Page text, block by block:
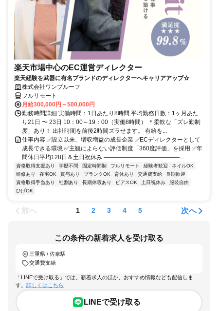
楽天市場中心のEC運営ディレクター
楽天経験を武器に有名ブランドのディレクターへキャリアアップ☆
株式会社ワンプルーフ
フルリモート
月給300,000円～500,000円
勤務時間詳細 実働時間：1日あたり8時間 平均勤務日数：1ヶ月あた
り21日 〜 23日 10：00～19：00（実働8時間） ＊柔軟な「ズレ勤制
度」あり！ 出社時間を前後2時間ズラせます。 有給を...
仕事内容 ✅設立以来、増収増益の成長企業 ✅ECディレクターとして
成長できる環境 ✅主観によらない評価制度「360度評価」を採用 ✅年
間休日平均128日＆土日祝休み ―――――――――――――...
資格取得支援あり 学歴不問 固定時間制 フルリモート 経験者歓迎
ネイルOK
研修あり
在宅OK 賞与あり ブランクOK 育休あり 交通費支給
長期歓迎
資格取得手当あり
社割あり 長期休暇あり ピアスOK 土日祝休み
服装自由
ひげOK
前へ 1 2 3 4 5 次へ
この条件の新着求人を受け取る
三重県 / 佐奈駅
交通費支給
「LINEで受け取る」では、新着求人のほか、おすすめ情報なども配信しま
す。 詳しくはこちら
LINEで受け取る